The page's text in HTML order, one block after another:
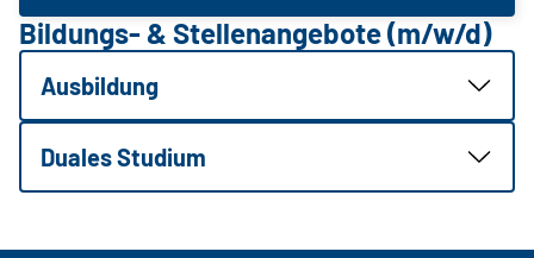
Bildungs- & Stellenangebote (m/w/d)
Ausbildung
Duales Studium